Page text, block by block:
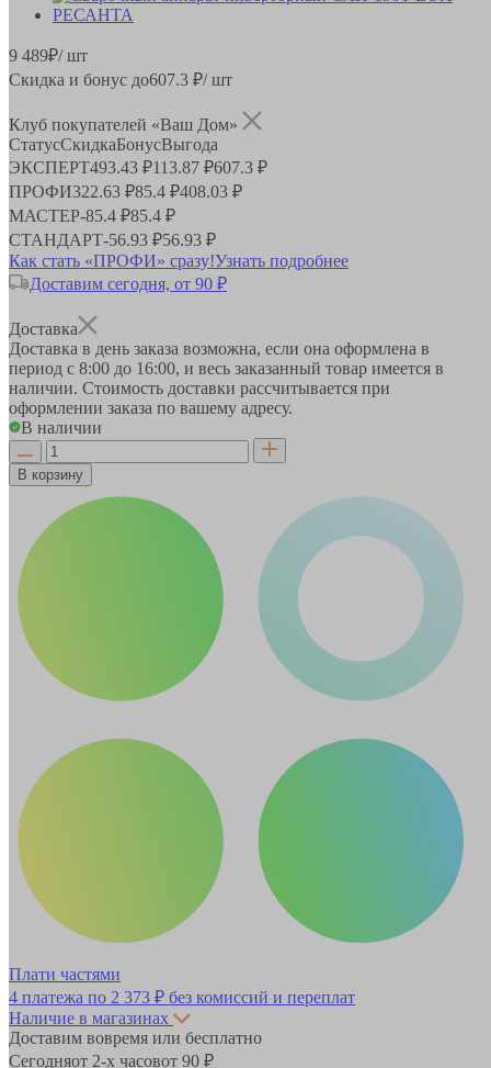
9 489₽/ шт
Скидка и бонус до607.3 ₽/ шт
Клуб покупателей «Ваш Дом»
СтатусСкидкаБонусВыгода
ЭКСПЕРТ493.43 ₽113.87 ₽607.3 ₽
ПРОФИ322.63 ₽85.4 ₽408.03 ₽
МАСТЕР-85.4 ₽85.4 ₽
СТАНДАРТ-56.93 ₽56.93 ₽
Как стать «ПРОФИ» сразу!Узнать подробнее
Доставим сегодня, от 90 ₽
Доставка
Доставка в день заказа возможна, если она оформлена в
период с 8:00 до 16:00, и весь заказанный товар имеется в
наличии. Стоимость доставки рассчитывается при
оформлении заказа по вашему адресу.
В наличии
В корзину
Плати частями
4 платежа по 2 373 ₽ без комиссий и переплат
Наличие в магазинах
Доставим вовремя или бесплатно
Сегодняот 2-х часовот 90 ₽